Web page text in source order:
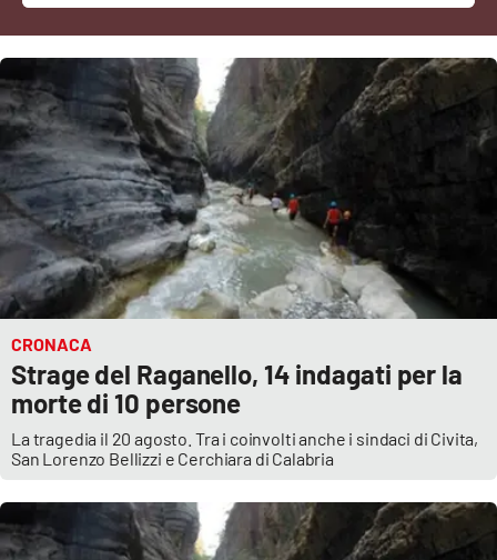
Cultura
Economia e Lavoro
Politica
Sanità
Società
Sport
RUBRICHE
Parchi Marini Calabria
CRONACA
Strage del Raganello, 14 indagati per la
morte di 10 persone
La tragedia il 20 agosto. Tra i coinvolti anche i sindaci di Civita,
San Lorenzo Bellizzi e Cerchiara di Calabria